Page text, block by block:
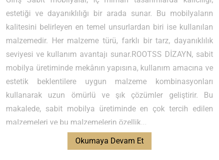
estetiği ve dayanıklılığı bir arada sunar. Bu mobilyaların
kalitesini belirleyen en temel unsurlardan biri ise kullanılan
malzemedir. Her malzeme türü, farklı bir tarz, dayanıklılık
seviyesi ve kullanım avantajı sunar.ROOTSS DİZAYN, sabit
mobilya üretiminde mekânın yapısına, kullanım amacına ve
estetik beklentilere uygun malzeme kombinasyonları
kullanarak uzun ömürlü ve şık çözümler geliştirir. Bu
makalede, sabit mobilya üretiminde en çok tercih edilen
malzemeleri ve bu malzemelerin özellik...
Okumaya Devam Et